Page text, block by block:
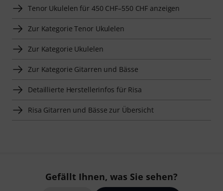
Tenor Ukulelen für 450 CHF–550 CHF anzeigen
Zur Kategorie Tenor Ukulelen
Zur Kategorie Ukulelen
Zur Kategorie Gitarren und Bässe
Detaillierte Herstellerinfos für Risa
Risa Gitarren und Bässe zur Übersicht
Gefällt Ihnen, was Sie sehen?